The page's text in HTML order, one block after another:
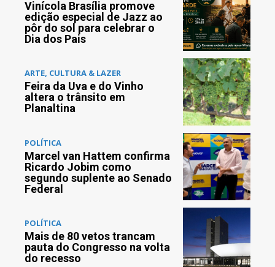
Vinícola Brasília promove
edição especial de Jazz ao
pôr do sol para celebrar o
Dia dos Pais
ARTE, CULTURA & LAZER
Feira da Uva e do Vinho
altera o trânsito em
Planaltina
POLÍTICA
Marcel van Hattem confirma
Ricardo Jobim como
segundo suplente ao Senado
Federal
POLÍTICA
Mais de 80 vetos trancam
pauta do Congresso na volta
do recesso